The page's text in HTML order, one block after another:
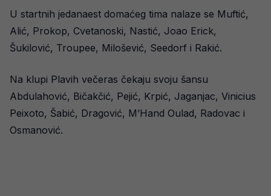
U startnih jedanaest domaćeg tima nalaze se Muftić,
Alić, Prokop, Cvetanoski, Nastić, Joao Erick,
Šukilović, Troupee, Milošević, Seedorf i Rakić.
Na klupi Plavih večeras čekaju svoju šansu
Abdulahović, Bičakčić, Pejić, Krpić, Jaganjac, Vinicius
Peixoto, Šabić, Dragović, M’Hand Oulad, Radovac i
Osmanović.